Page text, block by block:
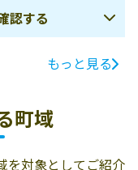
認する
電話番号
もっと見る
町域
を対象としてご紹介